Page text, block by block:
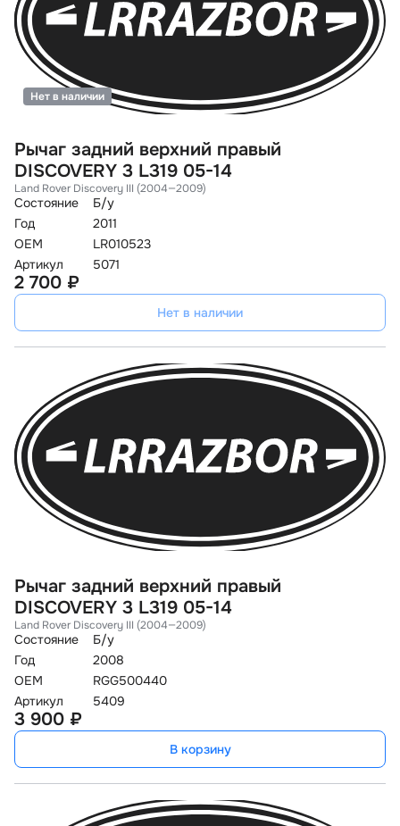
Рычаг задний верхний правый
DISCOVERY 3 L319 05-14
Land Rover Discovery III (2004—2009)
Состояние
Б/у
Год
2011
OEM
LR010523
Артикул
5071
Нет в наличии
2 700 ₽
Нет в наличии
Рычаг задний верхний правый
DISCOVERY 3 L319 05-14
Land Rover Discovery III (2004—2009)
Состояние
Б/у
Год
2008
OEM
RGG500440
Артикул
5409
3 900 ₽
В корзину